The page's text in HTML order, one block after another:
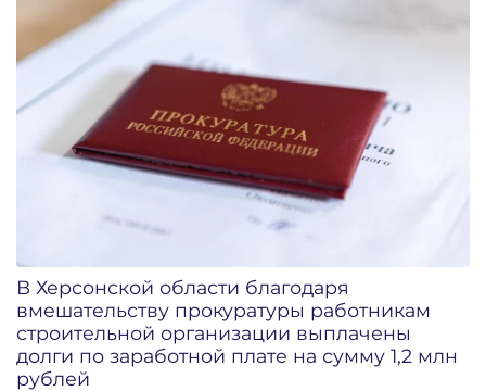
В Херсонской области благодаря
вмешательству прокуратуры работникам
строительной организации выплачены
долги по заработной плате на сумму 1,2 млн
рублей